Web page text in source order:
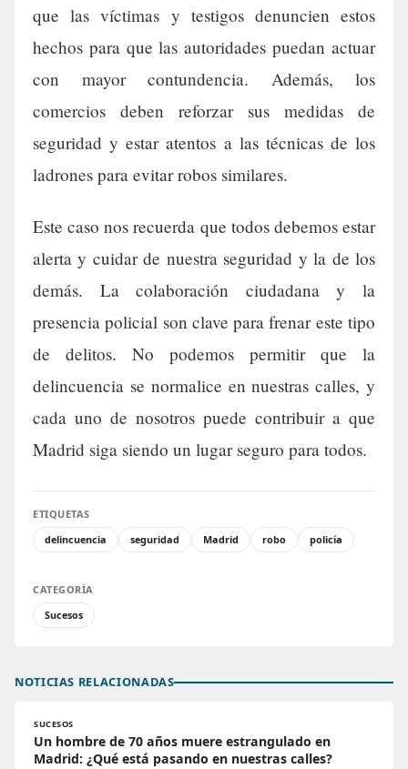
que las víctimas y testigos denuncien estos
hechos para que las autoridades puedan actuar
con mayor contundencia. Además, los
comercios deben reforzar sus medidas de
seguridad y estar atentos a las técnicas de los
ladrones para evitar robos similares.
Este caso nos recuerda que todos debemos estar
alerta y cuidar de nuestra seguridad y la de los
demás. La colaboración ciudadana y la
presencia policial son clave para frenar este tipo
de delitos. No podemos permitir que la
delincuencia se normalice en nuestras calles, y
cada uno de nosotros puede contribuir a que
Madrid siga siendo un lugar seguro para todos.
ETIQUETAS
delincuencia
seguridad Madrid robo policía
CATEGORÍA
Sucesos
NOTICIAS RELACIONADAS
SUCESOS
Un hombre de 70 años muere estrangulado en
Madrid: ¿Qué está pasando en nuestras calles?